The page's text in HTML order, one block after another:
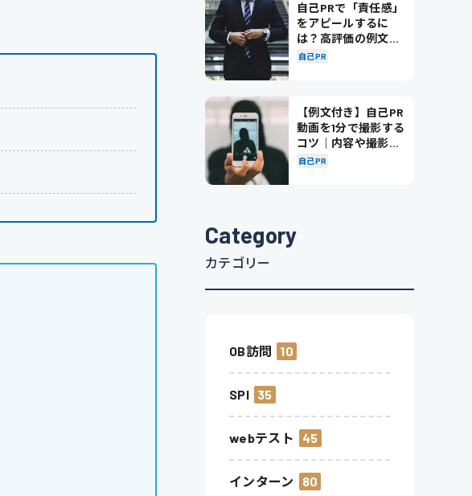
自己PRで「責任感」
をアピールするに
は？高評価の例文も
紹介！
自己PR
【例文付き】自己PR
動画を1分で撮影する
コツ｜内容や撮影の
ポイントも解説
自己PR
Category
カテゴリー
OB訪問 10
SPI 35
webテスト 45
インターン 80